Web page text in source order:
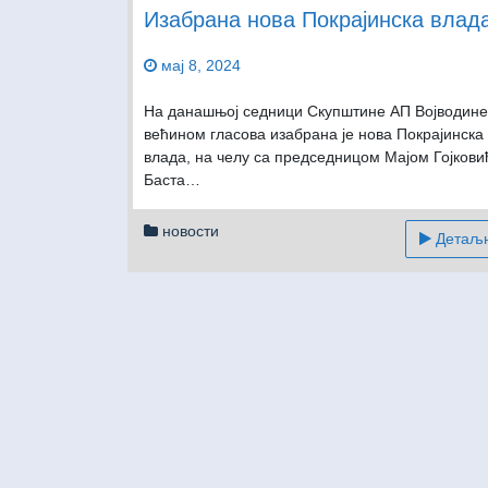
Изабрана нова Покрајинска
мај 8, 2024
На данашњој седници Скупштине АП Војводине
већином гласова изабрана је нова Покрајинска
влада, на челу са председницом Мајом
Баста…
новости